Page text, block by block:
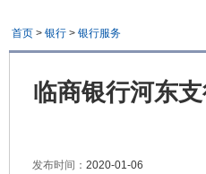
首页> 银行> 银行服务
临商银行河东
发布时间： 2020-01-06